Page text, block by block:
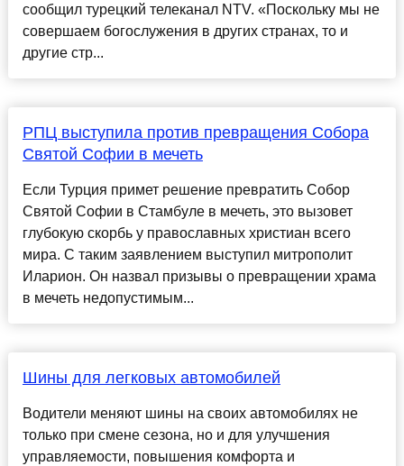
сообщил турецкий телеканал NTV. «Поскольку мы не
совершаем богослужения в других странах, то и
другие стр...
РПЦ выступила против превращения Собора
Святой Софии в мечеть
Если Турция примет решение превратить Собор
Святой Софии в Стамбуле в мечеть, это вызовет
глубокую скорбь у православных христиан всего
мира. С таким заявлением выступил митрополит
Иларион. Он назвал призывы о превращении храма
в мечеть недопустимым...
Шины для легковых автомобилей
Водители меняют шины на своих автомобилях не
только при смене сезона, но и для улучшения
управляемости, повышения комфорта и